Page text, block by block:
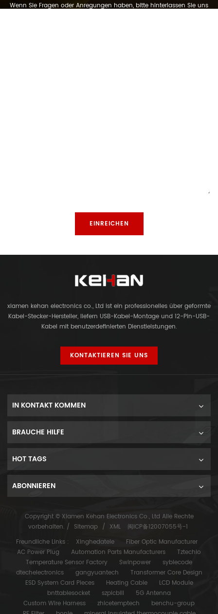
Wenn Sie Fragen oder Anregungen haben, bitte hinterlassen Sie uns
xiamen kehan electronics co., Ltd ist ein professionelles über geformte
Kabel-Stecker-Hersteller, liefern USB-Kabel-Montage und 12-Pin-USB-
Kabel mit benutzerdefinierten Dienstleistungen.
KONTAKTIEREN SIE UNS
IN KONTAKT KOMMEN
BRAUCHE HILFE
HOT TAGS
ABONNIEREN
Copyright © Xiamen Kehan Electronics Co., Ltd Alle Rechte
vorbehalten. / Sitemap / XML
闽ICP备12007055号-1
Freundliche Links :
Xinghedatele
Fiber Optic Manufacturer
AC Power Plug
Automation Parts Manufacturers
Tztechio
Temperature Sensor Factory
Swinpower
syblecode
dtechelectronics
gangyuantech
Transformer Core Design
ESD System Card Pieces
Heating Cable
LCD Module
bnttablesocket
szpicbill
5G Antenna
Custom Wire Harness
zhicetemptech
benchu-group